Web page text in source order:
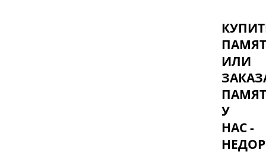
ИЛИ
У
НАС -